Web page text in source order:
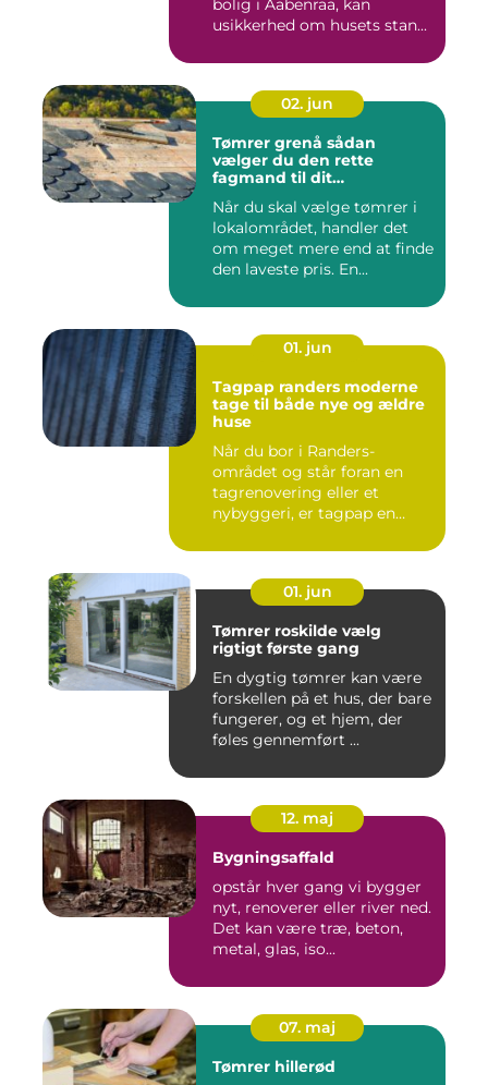
bolig i Aabenraa, kan
usikkerhed om husets stan...
02. jun
Tømrer grenå sådan
vælger du den rette
fagmand til dit
Når du skal vælge tømrer i
lokalområdet, handler det
om meget mere end at finde
den laveste pris. En...
01. jun
Tagpap randers moderne
tage til både nye og ældre
huse
Når du bor i Randers-
området og står foran en
tagrenovering eller et
nybyggeri, er tagpap en
01. jun
Tømrer roskilde vælg
rigtigt første gang
En dygtig tømrer kan være
forskellen på et hus, der bare
fungerer, og et hjem, der
føles gennemført ...
12. maj
Bygningsaffald
opstår hver gang vi bygger
nyt, renoverer eller river ned.
Det kan være træ, beton,
metal, glas, iso...
07. maj
Tømrer hillerød